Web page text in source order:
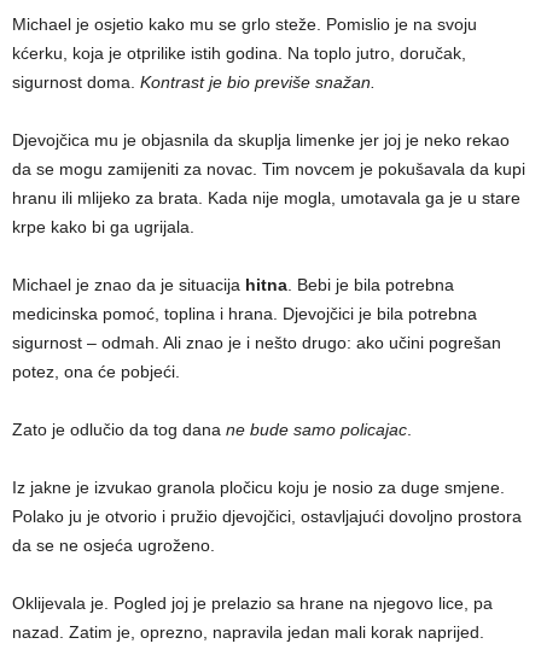
Michael je osjetio kako mu se grlo steže. Pomislio je na svoju
kćerku, koja je otprilike istih godina. Na toplo jutro, doručak,
sigurnost doma. Kontrast je bio previše snažan.
Djevojčica mu je objasnila da skuplja limenke jer joj je neko rekao
da se mogu zamijeniti za novac. Tim novcem je pokušavala da kupi
hranu ili mlijeko za brata. Kada nije mogla, umotavala ga je u stare
krpe kako bi ga ugrijala.
Michael je znao da je situacija hitna. Bebi je bila potrebna
medicinska pomoć, toplina i hrana. Djevojčici je bila potrebna
sigurnost – odmah. Ali znao je i nešto drugo: ako učini pogrešan
potez, ona će pobjeći.
Zato je odlučio da tog dana ne bude samo policajac.
Iz jakne je izvukao granola pločicu koju je nosio za duge smjene.
Polako ju je otvorio i pružio djevojčici, ostavljajući dovoljno prostora
da se ne osjeća ugroženo.
Oklijevala je. Pogled joj je prelazio sa hrane na njegovo lice, pa
nazad. Zatim je, oprezno, napravila jedan mali korak naprijed.